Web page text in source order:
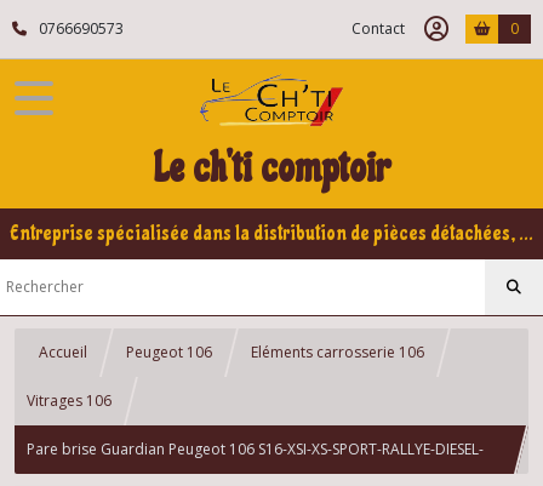
0766690573 Contact 0
Le ch'ti comptoir
Entreprise spécialisée dans la distribution de pièces détachées, refabrication pour voitures Yountimers Peugeot 205 GTI, 309 GTI - GTI16
Accueil Peugeot 106 Eléments carrosserie 106
Vitrages 106
Pare brise Guardian Peugeot 106 S16-XSI-XS-SPORT-RALLYE-DIESEL-